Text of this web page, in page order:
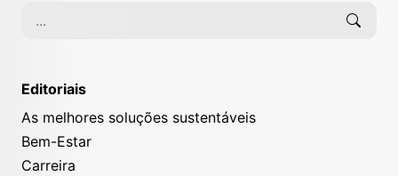
Editoriais
As melhores soluções sustentáveis
Bem-Estar
Carreira